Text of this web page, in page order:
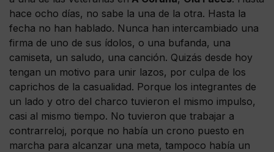
hace ocho días, no sabe la una de la otra. Hasta la
fecha no han hablado. Nunca han intercambiado una
firma de uno de sus ídolos, o una bufanda, una
camiseta, un saludo, una canción. Quizás desde hoy
tengan un motivo para unir lazos, por culpa de los
caprichos de la casualidad. Porque los integrantes de
un lado y otro del charco tuvieron el mismo impulso,
casi al mismo tiempo. No tuvieron que trabajar a
contrarreloj, porque no había un crono puesto en
marcha para alcanzar una meta, tampoco había un